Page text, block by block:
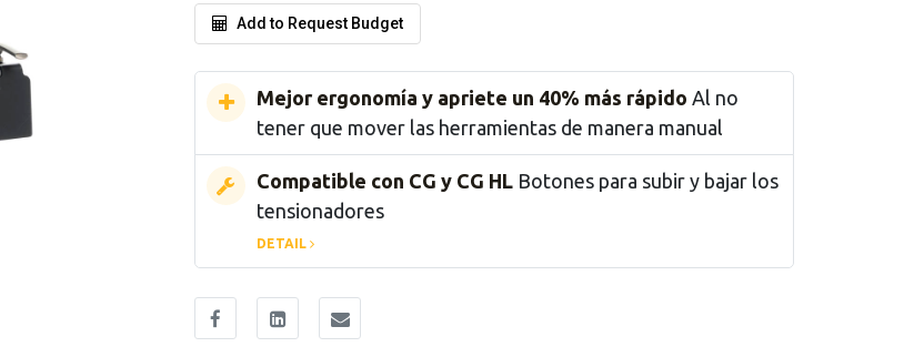
Add to Request Budget
Mejor ergonomía y apriete un 40% más rápido Al no
tener que mover las herramientas de manera manual
Compatible con CG y CG HL Botones para subir y bajar los
tensionadores
DETAIL